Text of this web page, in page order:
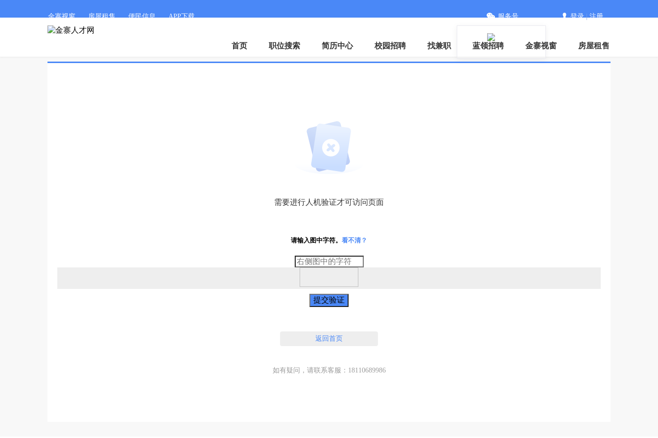
金寨视窗 房屋租售 便民信息 APP下载 服务号 登录|注册
首页 职位搜索 简历中心 校园招聘 找兼职 蓝领招聘 金寨视窗 房屋租售
需要进行人机验证才可访问页面
请输入图中字符。 看不清？
提交验证
返回首页
如有疑问，请联系客服：18110689986